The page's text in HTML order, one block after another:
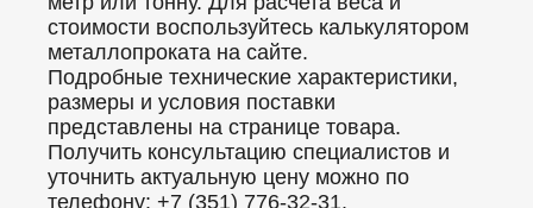
стоимости воспользуйтесь калькулятором
металлопроката на сайте.
Подробные технические характеристики,
размеры и условия поставки
представлены на странице товара.
Получить консультацию специалистов и
уточнить актуальную цену можно по
телефону: +7 (351) 776-32-31.